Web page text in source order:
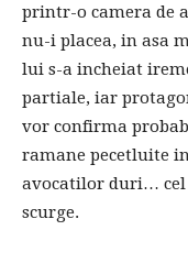
printr-o camera de
nu-i placea, in asa
lui s-a incheiat
partiale, iar
vor confirma
ramane pecetluite
avocatilor duri… cel
scurge.